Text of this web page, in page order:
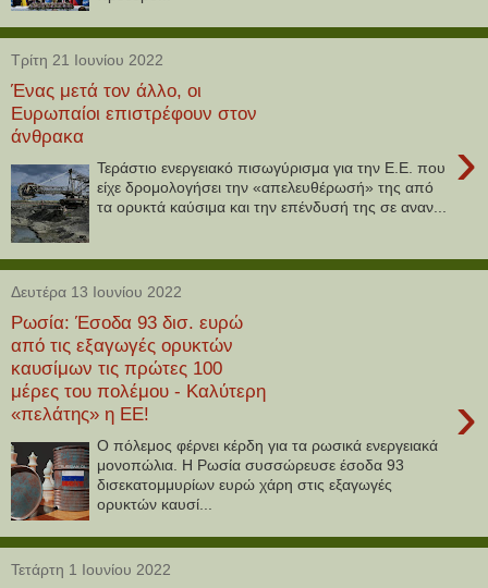
Τρίτη 21 Ιουνίου 2022
Ένας μετά τον άλλο, οι
Ευρωπαίοι επιστρέφουν στον
άνθρακα
›
Τεράστιο ενεργειακό πισωγύρισμα για την Ε.Ε. που
είχε δρομολογήσει την «απελευθέρωσή» της από
τα ορυκτά καύσιμα και την επένδυσή της σε αναν...
Δευτέρα 13 Ιουνίου 2022
Ρωσία: Έσοδα 93 δισ. ευρώ
από τις εξαγωγές ορυκτών
καυσίμων τις πρώτες 100
μέρες του πολέμου - Καλύτερη
«πελάτης» η ΕΕ!
›
Ο πόλεμος φέρνει κέρδη για τα ρωσικά ενεργειακά
μονοπώλια. Η Ρωσία συσσώρευσε έσοδα 93
δισεκατομμυρίων ευρώ χάρη στις εξαγωγές
ορυκτών καυσί...
Τετάρτη 1 Ιουνίου 2022